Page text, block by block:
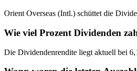
Orient Overseas (Intl.) schüttet die
Wie viel Prozent Dividenden
Die Dividendenrendite liegt aktuell bei